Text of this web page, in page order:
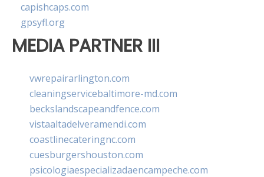
capishcaps.com
gpsyfl.org
MEDIA PARTNER III
vwrepairarlington.com
cleaningservicebaltimore-md.com
beckslandscapeandfence.com
vistaaltadelveramendi.com
coastlinecateringnc.com
cuesburgershouston.com
psicologiaespecializadaencampeche.com